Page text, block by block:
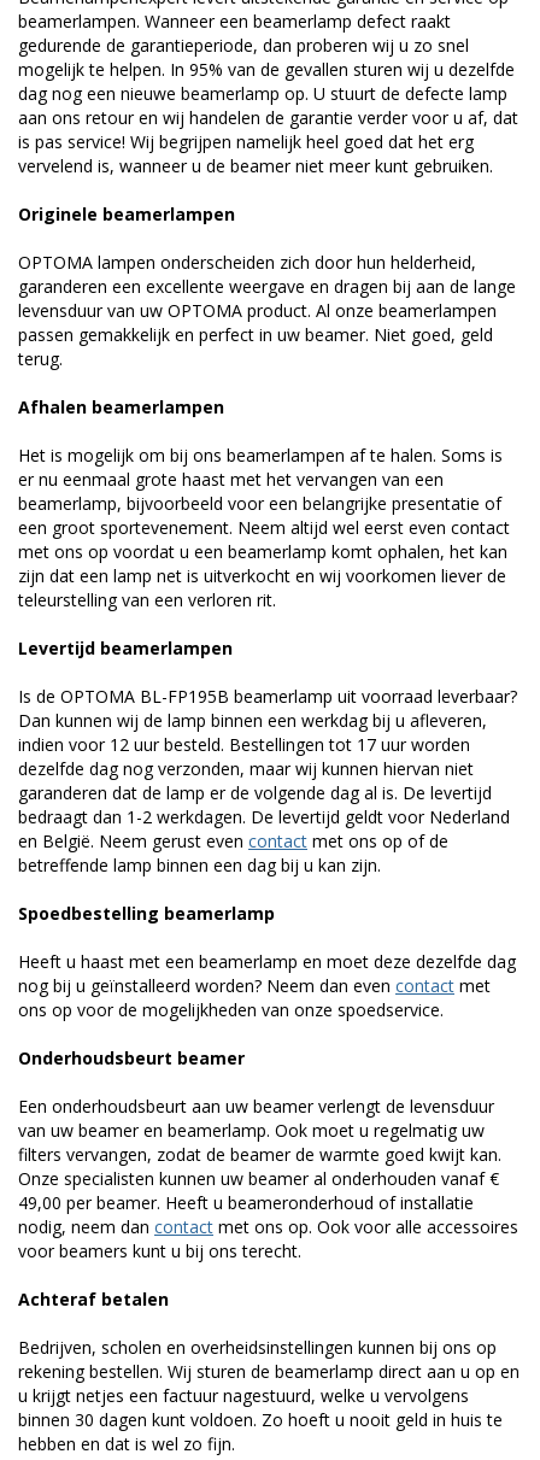
beamerlampen. Wanneer een beamerlamp defect raakt
gedurende de garantieperiode, dan proberen wij u zo snel
mogelijk te helpen. In 95% van de gevallen sturen wij u dezelfde
dag nog een nieuwe beamerlamp op. U stuurt de defecte lamp
aan ons retour en wij handelen de garantie verder voor u af, dat
is pas service! Wij begrijpen namelijk heel goed dat het erg
vervelend is, wanneer u de beamer niet meer kunt gebruiken.
Originele beamerlampen
OPTOMA lampen onderscheiden zich door hun helderheid,
garanderen een excellente weergave en dragen bij aan de lange
levensduur van uw OPTOMA product. Al onze beamerlampen
passen gemakkelijk en perfect in uw beamer. Niet goed, geld
terug.
Afhalen beamerlampen
Het is mogelijk om bij ons beamerlampen af te halen. Soms is
er nu eenmaal grote haast met het vervangen van een
beamerlamp, bijvoorbeeld voor een belangrijke presentatie of
een groot sportevenement. Neem altijd wel eerst even contact
met ons op voordat u een beamerlamp komt ophalen, het kan
zijn dat een lamp net is uitverkocht en wij voorkomen liever de
teleurstelling van een verloren rit.
Levertijd beamerlampen
Is de OPTOMA BL-FP195B beamerlamp uit voorraad leverbaar?
Dan kunnen wij de lamp binnen een werkdag bij u afleveren,
indien voor 12 uur besteld. Bestellingen tot 17 uur worden
dezelfde dag nog verzonden, maar wij kunnen hiervan niet
garanderen dat de lamp er de volgende dag al is. De levertijd
bedraagt dan 1-2 werkdagen. De levertijd geldt voor Nederland
en België. Neem gerust even contact met ons op of de
betreffende lamp binnen een dag bij u kan zijn.
Spoedbestelling beamerlamp
Heeft u haast met een beamerlamp en moet deze dezelfde dag
nog bij u geïnstalleerd worden? Neem dan even contact met
ons op voor de mogelijkheden van onze spoedservice.
Onderhoudsbeurt beamer
Een onderhoudsbeurt aan uw beamer verlengt de levensduur
van uw beamer en beamerlamp. Ook moet u regelmatig uw
filters vervangen, zodat de beamer de warmte goed kwijt kan.
Onze specialisten kunnen uw beamer al onderhouden vanaf €
49,00 per beamer. Heeft u beameronderhoud of installatie
nodig, neem dan contact met ons op. Ook voor alle accessoires
voor beamers kunt u bij ons terecht.
Achteraf betalen
Bedrijven, scholen en overheidsinstellingen kunnen bij ons op
rekening bestellen. Wij sturen de beamerlamp direct aan u op en
u krijgt netjes een factuur nagestuurd, welke u vervolgens
binnen 30 dagen kunt voldoen. Zo hoeft u nooit geld in huis te
hebben en dat is wel zo fijn.